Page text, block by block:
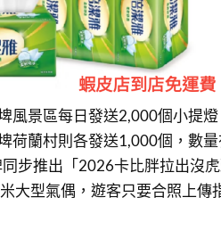
風景區每日發送2,000個小提
荷蘭村則各發送1,000個，數量
步推出「2026卡比胖拉出沒
大型氣偶，遊客只要合照上傳